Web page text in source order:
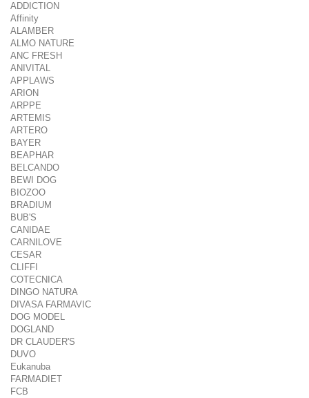
ADDICTION
Affinity
ALAMBER
ALMO NATURE
ANC FRESH
ANIVITAL
APPLAWS
ARION
ARPPE
ARTEMIS
ARTERO
BAYER
BEAPHAR
BELCANDO
BEWI DOG
BIOZOO
BRADIUM
BUB'S
CANIDAE
CARNILOVE
CESAR
CLIFFI
COTECNICA
DINGO NATURA
DIVASA FARMAVIC
DOG MODEL
DOGLAND
DR CLAUDER'S
DUVO
Eukanuba
FARMADIET
FCB